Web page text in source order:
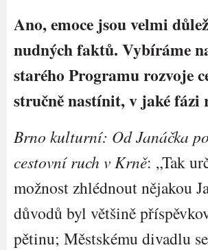
Ano, emoce jsou velmi
nudných faktů. Vybíráme
starého Programu rozvoje
stručně nastínit, v jaké fázi
Brno kulturní: Od Janáčka
cestovní ruch v Krně: „Tak
možnost zhlédnout nějakou
důvodů byl většině
pětinu; Městskému divadlu